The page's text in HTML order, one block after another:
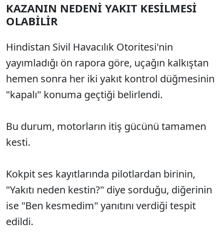
KAZANIN NEDENİ YAKIT KESİLMESİ
OLABİLİR
Hindistan Sivil Havacılık Otoritesi'nin
yayımladığı ön rapora göre, uçağın kalkıştan
hemen sonra her iki yakıt kontrol düğmesinin
"kapalı" konuma geçtiği belirlendi.
Bu durum, motorların itiş gücünü tamamen
kesti.
Kokpit ses kayıtlarında pilotlardan birinin,
"Yakıtı neden kestin?" diye sorduğu, diğerinin
ise "Ben kesmedim" yanıtını verdiği tespit
edildi.